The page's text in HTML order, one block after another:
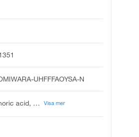
UHFFFAOYSA-N
metaphosphoric acid, meta-phosphoric acid, hydrogenphosphonate, m-phosphoric acid, phosphenic acid, unii-mtk99r3uv0, metaphosphoric acid hpo3, x-phosphate-group, phosphonate 1-, hydrogen phosphonate Visa mer